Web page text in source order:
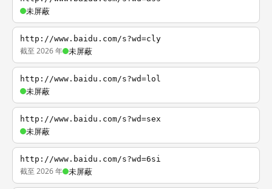
未屏蔽
http://www.baidu.com/s?wd=cly
截至 2026 年 未屏蔽
http://www.baidu.com/s?wd=lol
未屏蔽
http://www.baidu.com/s?wd=sex
未屏蔽
http://www.baidu.com/s?wd=6si
截至 2026 年 未屏蔽